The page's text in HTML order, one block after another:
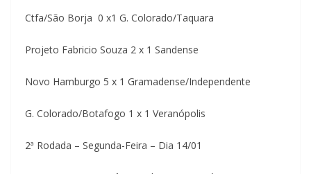
Ctfa/São Borja 0 x1 G. Colorado/Taquara
Projeto Fabricio Souza 2 x 1 Sandense
Novo Hamburgo 5 x 1 Gramadense/Independente
G. Colorado/Botafogo 1 x 1 Veranópolis
2ª Rodada – Segunda-Feira – Dia 14/01